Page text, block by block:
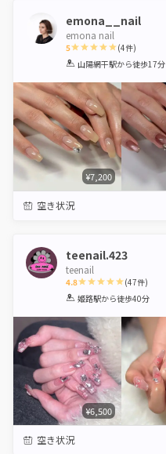
emona__nail
emona nail
5
1 2 3 4 5
(4件)
山陽網干駅から徒歩17分
¥7,200
空き状況
teenail.423
teenail
4.8
1 2 3 4 5
(47件)
姫路駅から徒歩40分
¥6,500
空き状況